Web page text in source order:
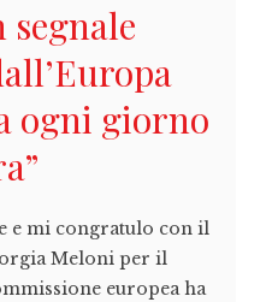
ogni giorno
e mi congratulo con il
Meloni per il
europea ha